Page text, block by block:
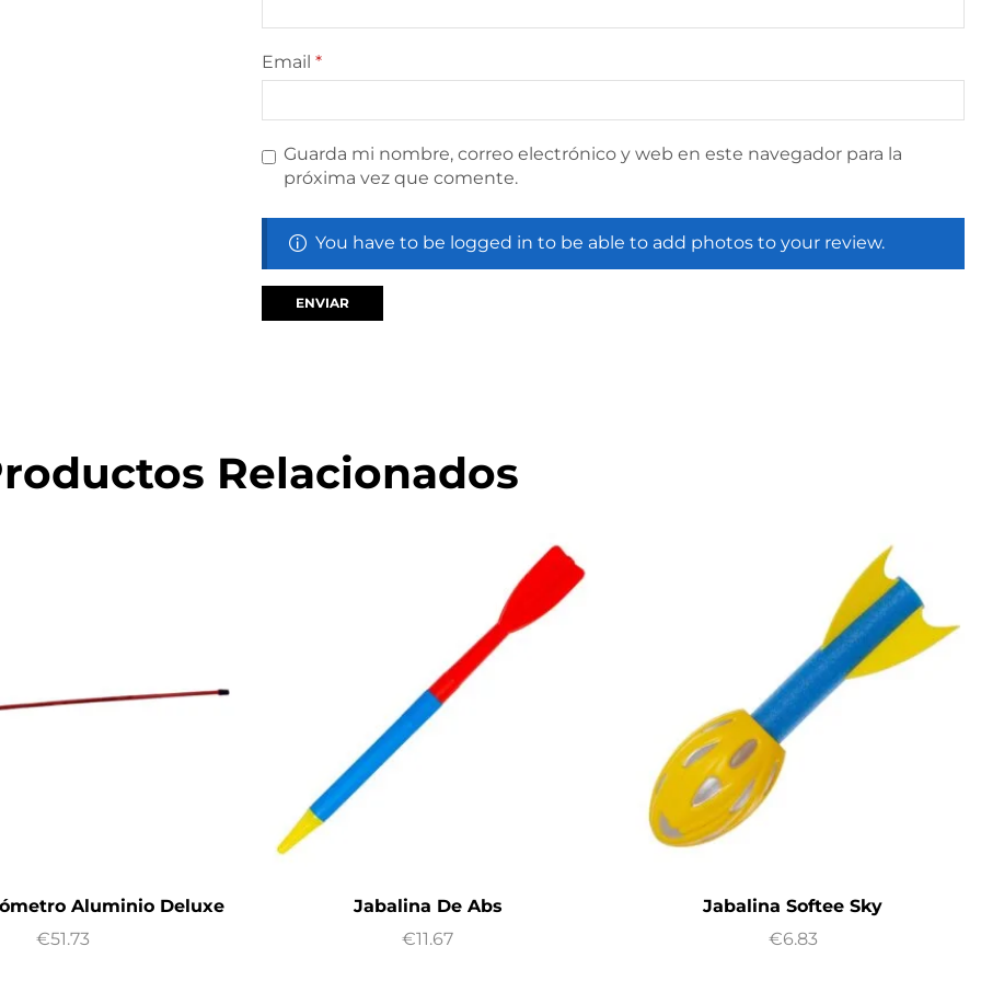
Email *
Guarda mi nombre, correo electrónico y web en este navegador para la
próxima vez que comente.
You have to be logged in to be able to add photos to your review.
Relacionados
Aluminio Deluxe
€51.73
Jabalina De Abs
€11.67
Jabalina Softee Sky
€6.83